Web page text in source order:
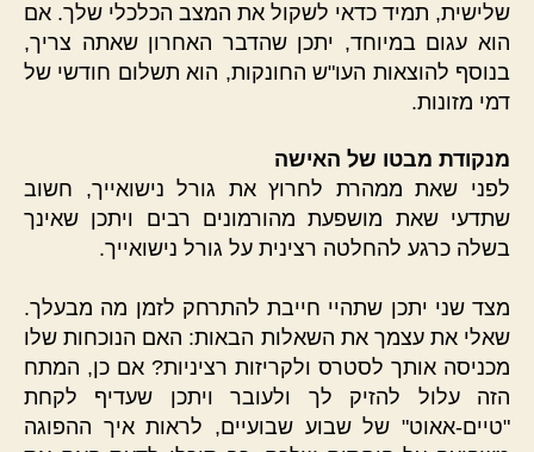
שלישית, תמיד כדאי לשקול את המצב הכלכלי שלך. אם
הוא עגום במיוחד, יתכן שהדבר האחרון שאתה צריך,
בנוסף להוצאות העו"ש החונקות, הוא תשלום חודשי של
דמי מזונות.
מנקודת מבטו של האישה
לפני שאת ממהרת לחרוץ את גורל נישואייך, חשוב
שתדעי שאת מושפעת מהורמונים רבים ויתכן שאינך
בשלה כרגע להחלטה רצינית על גורל נישואייך.
מצד שני יתכן שתהיי חייבת להתרחק לזמן מה מבעלך.
שאלי את עצמך את השאלות הבאות: האם הנוכחות שלו
מכניסה אותך לסטרס ולקריזות רציניות? אם כן, המתח
הזה עלול להזיק לך ולעובר ויתכן שעדיף לקחת
"טיים-אאוט" של שבוע שבועיים, לראות איך ההפוגה